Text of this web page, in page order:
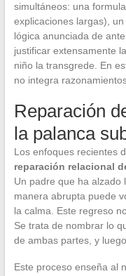
simultáneos: una
explicaciones largas),
lógica anunciada de
justificar extensamente
niño la transgrede. En
no integra
Reparación
la palanca
Los enfoques recientes
reparación relacional
Un padre que ha alzado
manera abrupta puede
la calma. Este regreso
Se trata de nombrar lo
de ambas partes, y
Este proceso enseña al